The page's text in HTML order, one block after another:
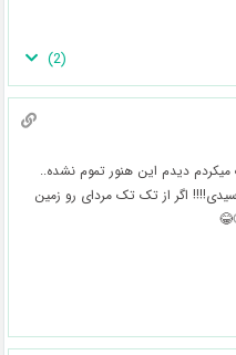
(
2
)
میکردم دیدم این هنور تموم نشده‌..
هم رسید ولی تو به ۱۰۰ هم نرسیدی!!!! اگر از تک تک مردای رو زمین